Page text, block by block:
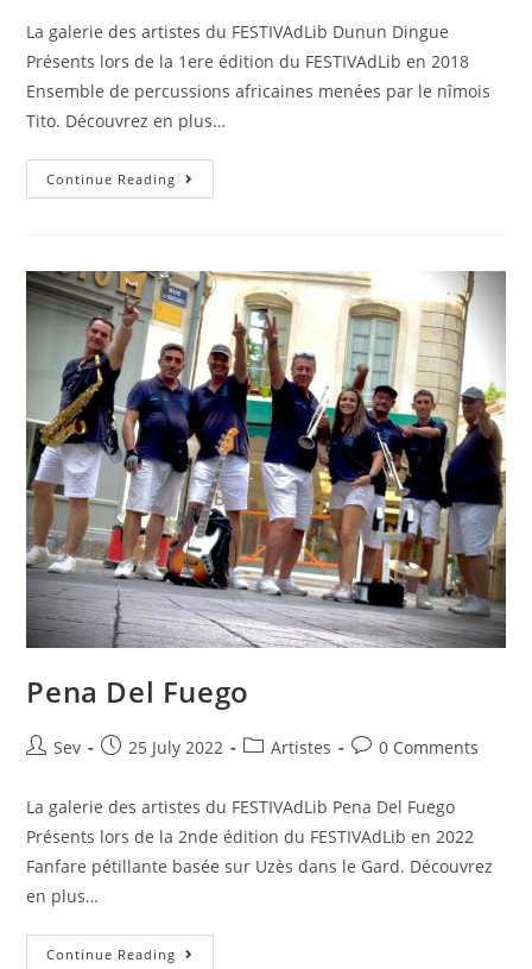
La galerie des artistes du FESTIVAdLib Dunun Dingue
Présents lors de la 1ere édition du FESTIVAdLib en 2018
Ensemble de percussions africaines menées par le nîmois
Tito. Découvrez en plus…
Continue Reading
Pena Del Fuego
Sev 25 July 2022 Artistes 0 Comments
La galerie des artistes du FESTIVAdLib Pena Del Fuego
Présents lors de la 2nde édition du FESTIVAdLib en 2022
Fanfare pétillante basée sur Uzès dans le Gard. Découvrez
en plus…
Continue Reading